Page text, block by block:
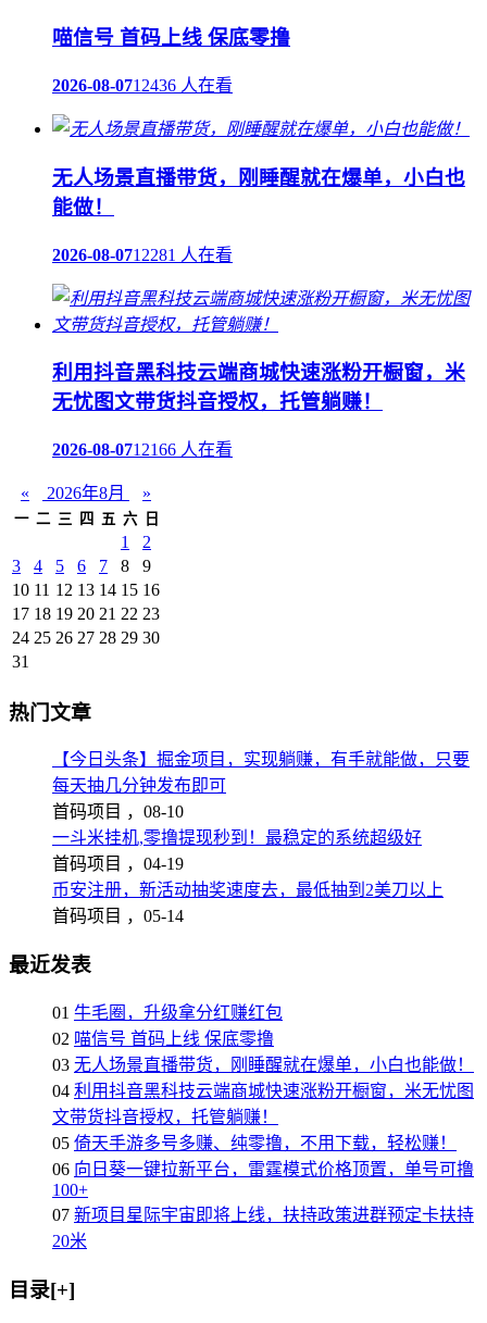
喵信号 首码上线 保底零撸
2026-08-0712436 人在看
无人场景直播带货，刚睡醒就在爆单，小白也
能做！
2026-08-0712281 人在看
利用抖音黑科技云端商城快速涨粉开橱窗，米
无忧图文带货抖音授权，托管躺赚！
2026-08-0712166 人在看
« 2026年8月 »
一 二 三 四 五 六 日
1
2
3
4 5 6 7 8
9
10 11 12 13 14 15 16
17 18 19 20 21 22 23
24 25 26 27 28 29 30
31
热门文章
【今日头条】掘金项目，实现躺赚，有手就能做，只要
每天抽几分钟发布即可
首码项目 ， 08-10
一斗米挂机,零撸提现秒到！最稳定的系统超级好
首码项目 ， 04-19
币安注册，新活动抽奖速度去，最低抽到2美刀以上
首码项目 ， 05-14
最近发表
01 牛毛圈，升级拿分红赚红包
02 喵信号 首码上线 保底零撸
03 无人场景直播带货，刚睡醒就在爆单，小白也能做！
04 利用抖音黑科技云端商城快速涨粉开橱窗，米无忧图
文带货抖音授权，托管躺赚！
05 倚天手游多号多赚、纯零撸，不用下载，轻松赚！
06 向日葵一键拉新平台，雷霆模式价格顶置，单号可撸
100+
07 新项目星际宇宙即将上线，扶持政策进群预定卡扶持
20米
目录[+]